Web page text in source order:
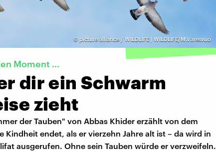
© picture alliance / WILDLIFE | WILDLIFE/M.Varesvuo
Moment ...
dir ein Schwarm
zieht
der Tauben" von Abbas Khider erzählt von dem
Kindheit endet, als er vierzehn Jahre alt ist – da wird in
ausgerufen. Ohne sein Tauben würde er verzweifeln.